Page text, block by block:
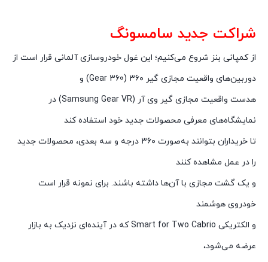
شراکت جدید سامسونگ
از کمپانی بنز شروع می‌کنیم؛ این غول خودروسازی آلمانی قرار است از
دوربین‌های واقعیت مجازی گیر ۳۶۰ (Gear 360) و
هدست واقعیت مجازی گیر وی آر (Samsung Gear VR) در
نمایشگاه‌های معرفی محصولات جدید خود استفاده کند
تا خریداران بتوانند به‌صورت ۳۶۰ درجه و سه بعدی، محصولات جدید
را در عمل مشاهده کنند
و یک گشت مجازی با آن‌ها داشته باشند. برای نمونه قرار است
خودروی هوشمند
و الکتریکی Smart for Two Cabrio که در آینده‌ای نزدیک به بازار
عرضه می‌شود،